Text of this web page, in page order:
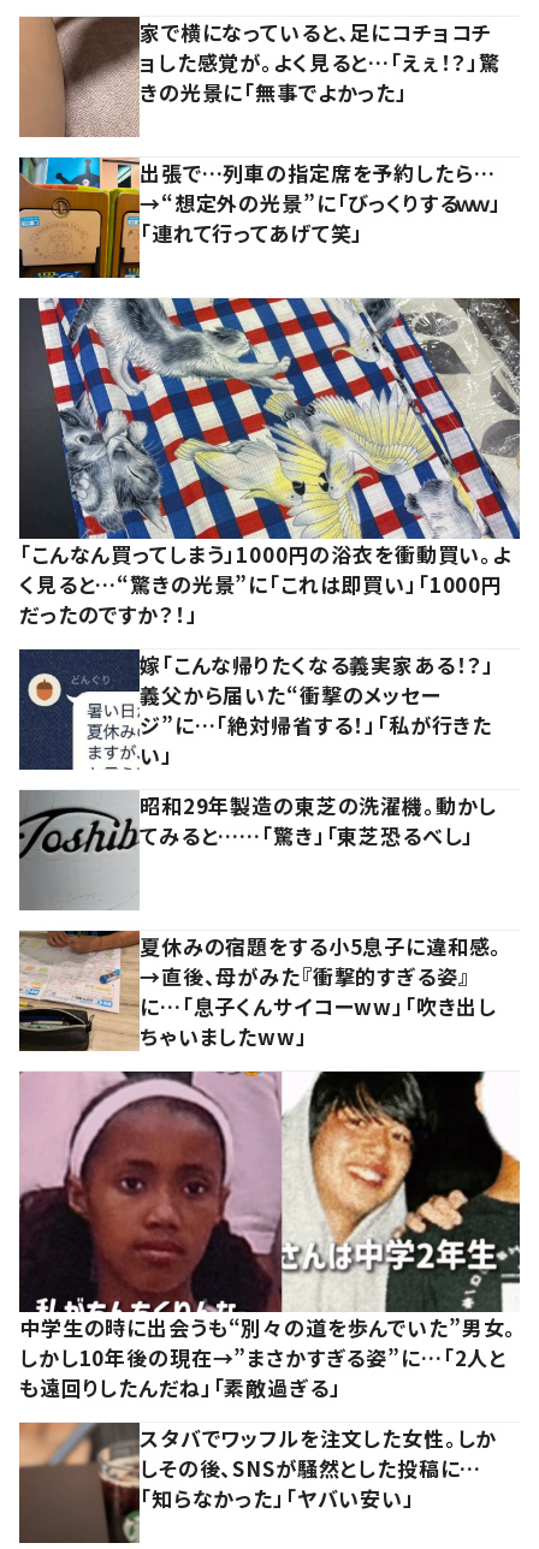
家で横になっていると、足にコチョコチ
ョした感覚が。よく見ると…「えぇ！？」驚
きの光景に「無事でよかった」
出張で…列車の指定席を予約したら…
→“想定外の光景”に「びっくりするｗｗ」
「連れて行ってあげて笑」
「こんなん買ってしまう」1000円の浴衣を衝動買い。よ
く見ると…“驚きの光景”に「これは即買い」「1000円
だったのですか？！」
嫁「こんな帰りたくなる義実家ある！？」
義父から届いた“衝撃のメッセー
ジ”に…「絶対帰省する！」「私が行きた
い」
昭和29年製造の東芝の洗濯機。動かし
てみると……「驚き」「東芝恐るべし」
夏休みの宿題をする小5息子に違和感。
→直後、母がみた『衝撃的すぎる姿』
に…「息子くんサイコーww」「吹き出し
ちゃいましたww」
中学生の時に出会うも“別々の道を歩んでいた”男女。
しかし10年後の現在→”まさかすぎる姿”に…「2人と
も遠回りしたんだね」「素敵過ぎる」
スタバでワッフルを注文した女性。しか
しその後、SNSが騒然とした投稿に…
「知らなかった」「ヤバい安い」